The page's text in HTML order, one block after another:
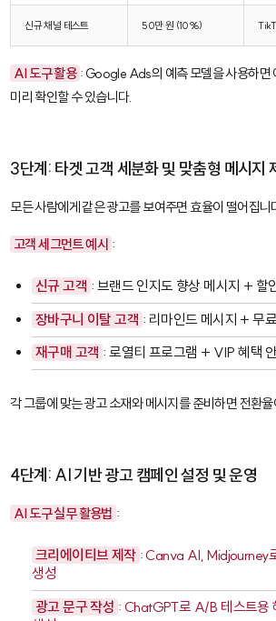
신규 채널 테스트 50만 원 (10%)
AI 도구 활용 : Google Ads의 예측 모델을 사용하면
미리 확인할 수 있습니다.
3단계: 타겟 고객 세분화 및 맞춤형 메시지
모든 사람에게 같은 광고를 보여주면 효율이 떨어집니
고객 세그먼트 예시 :
신규 고객 : 브랜드 인지도 향상 메시지 + 할
장바구니 이탈 고객 : 리마인드 메시지 + 무
재구매 고객 : 로열티 프로그램 + VIP 혜택
각 그룹에 맞는 광고 소재와 메시지를 준비하면 전환
4단계: AI 기반 광고 캠페인 설정 및 운영
AI 도구 실무 활용법 :
크리에이티브 제작 : Canva AI, Midjourney
생성
광고 문구 작성 : ChatGPT로 A/B 테스트용